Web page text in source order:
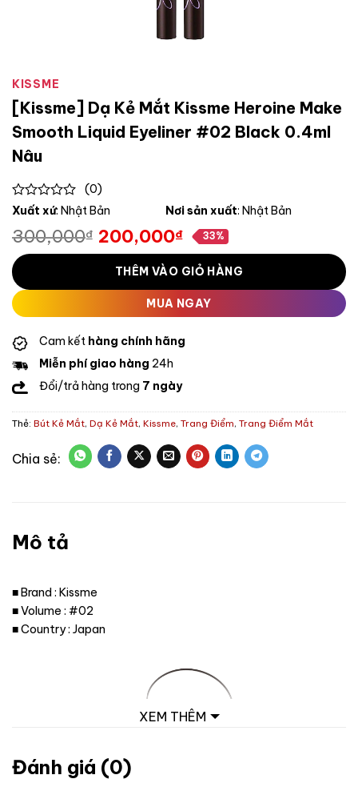
KISSME
[Kissme] Dạ Kẻ Mắt Kissme Heroine Make
Smooth Liquid Eyeliner #02 Black 0.4ml
Nâu
0
of
5
(0)
Xuất xứ: Nhật Bản Nơi sản xuất: Nhật Bản
300,000₫
Giá
gốc
là:
300,000₫.
200,000₫
Giá
hiện
tại
là:
200,000₫.
33%
THÊM VÀO GIỎ HÀNG
MUA NGAY
Cam kết hàng chính hãng
Miễn phí giao hàng 24h
Đổi/trả hàng trong 7 ngày
Thẻ: Bút Kẻ Mắt, Dạ Kẻ Mắt, Kissme, Trang Điểm, Trang Điểm Mắt
Mô tả
■ Brand : Kissme
■ Volume : #02
■ Country : Japan
XEM THÊM
Đánh giá (0)